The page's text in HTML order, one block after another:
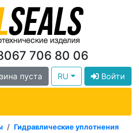
706 80 06
пуста RU Войти
Гидравлические уплотнения